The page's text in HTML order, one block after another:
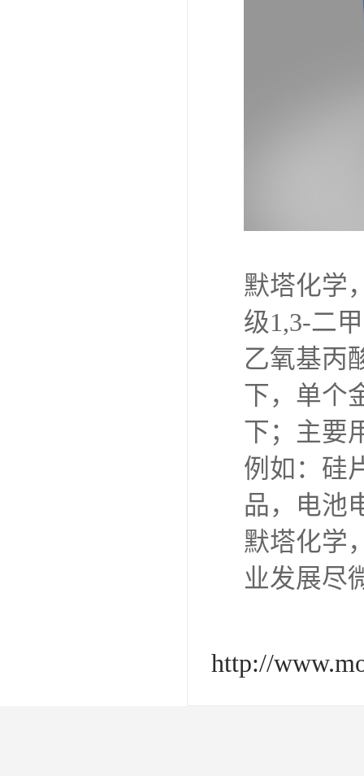
默塔化学
级1,3-二
乙氧基丙
下，单个
下；主要
例如：硅
品，电池
默塔化学
业发展尽
http://